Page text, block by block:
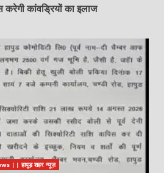
कांवड्रियों का इलाज
|| हापुड़ शहर न्यूज़